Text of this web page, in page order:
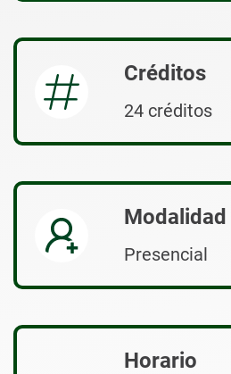
Créditos
24 créditos
Modalidad
Presencial
Horario